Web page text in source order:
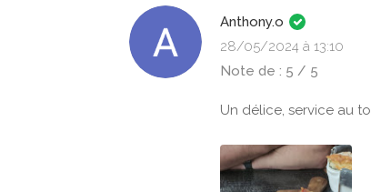
Anthony.o
28/05/2024 à 13:10
Note de : 5 / 5
Un délice, service au